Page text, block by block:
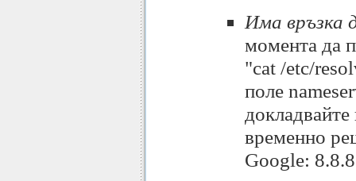
Има връзка
момента да
"cat /etc/
поле
временно
Google: